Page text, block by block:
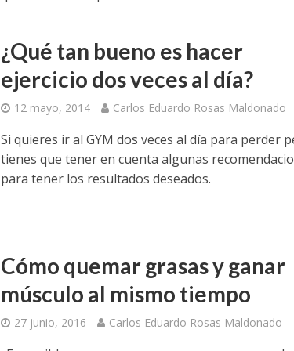
¿Qué tan bueno es hacer
ejercicio dos veces al día?
12 mayo, 2014 Carlos Eduardo Rosas Maldonado
Si quieres ir al GYM dos veces al día para perder
tienes que tener en cuenta algunas
para tener los resultados deseados.
Cómo quemar grasas y ganar
músculo al mismo tiempo
27 junio, 2016 Carlos Eduardo Rosas Maldonado